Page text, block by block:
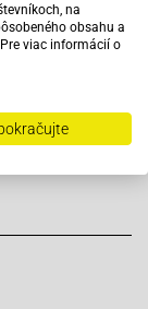
vás
na
obsahu a
viac informácií o